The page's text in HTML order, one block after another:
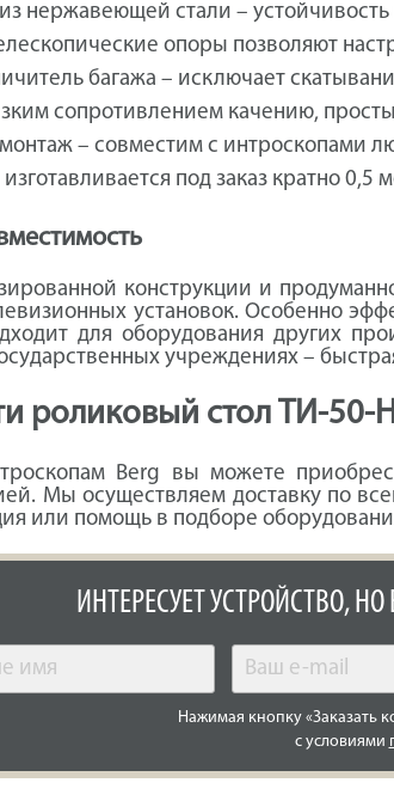
нержавеющей стали –
опоры позволяют
багажа – исключает
сопротивлением качению,
– совместим с интроскопами
под заказ кратно 0,5
конструкции и
установок. Особенно
для оборудования других
учреждениях –
роликовый стол ТИ‑50-
Berg вы можете
Мы осуществляем доставку по
или помощь в подборе
ИНТЕРЕСУЕТ УСТРОЙСТВО,
Нажимая кнопку «Заказать
с условиями